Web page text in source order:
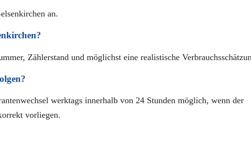
an.
Zählerstand und möglichst eine realistische
werktags innerhalb von 24 Stunden möglich, wenn der
vorliegen.